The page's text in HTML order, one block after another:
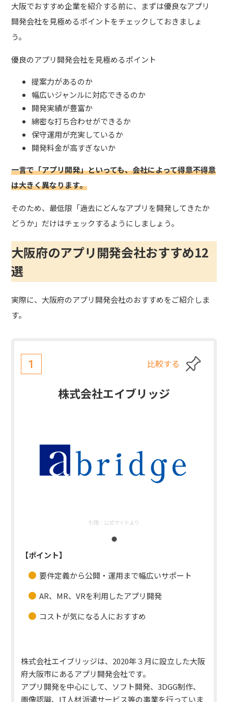
大阪でおすすめ企業を紹介する前に、まずは優良なアプリ
開発会社を見極めるポイントをチェックしておきましょ
う。
優良のアプリ開発会社を見極めるポイント
提案力があるのか
幅広いジャンルに対応できるのか
開発実績が豊富か
綿密な打ち合わせができるか
保守運用が充実しているか
開発料金が高すぎないか
一言で「アプリ開発」といっても、会社によって得意不得意
は大きく異なります。
そのため、最低限「過去にどんなアプリを開発してきたか
どうか」だけはチェックするようにしましょう。
大阪府のアプリ開発会社おすすめ12
選
実際に、大阪府のアプリ開発会社のおすすめをご紹介しま
す。
1 比較する
株式会社エイブリッジ
引用： 公式サイトより
【ポイント】
要件定義から公開・運用まで幅広いサポート
AR、MR、VRを利用したアプリ開発
コストが気になる人におすすめ
株式会社エイブリッジは、2020年３月に設立した大阪
府大阪市にあるアプリ開発会社です。
アプリ開発を中心にして、ソフト開発、3DGG制作、
画像認識、IT人材派遣サービス等の事業を行っていま